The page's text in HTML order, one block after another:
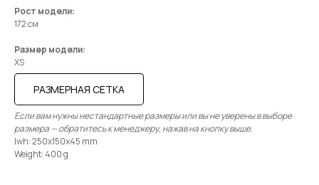
Рост модели:
172 см
Размер модели:
XS
РАЗМЕРНАЯ СЕТКА
Если вам нужны нестандартные размеры или вы не уверены в выборе
размера — обратитесь к менеджеру, нажав на кнопку выше.
lwh: 250x150x45 mm
Weight: 400 g
Contacts
Подписаться на рассылку